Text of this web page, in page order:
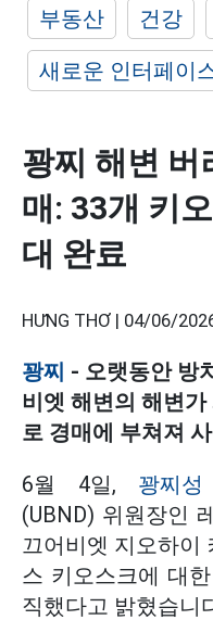
부동산
건강
새로운 인터페이
꽝찌 해변 버
매: 33개 키
대 완료
HƯNG THƠ | 04/06/
꽝찌 - 오랫동안 방
비엣 해변의 해변
로 경매에 부쳐져
6월 4일, 꽝찌성
(UBND) 위원장인
끄어비엣 지오하이
스 키오스크에 대
직했다고 밝혔습니